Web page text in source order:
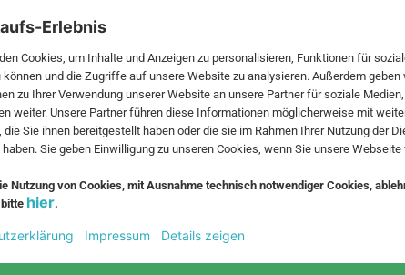
und zzgl.